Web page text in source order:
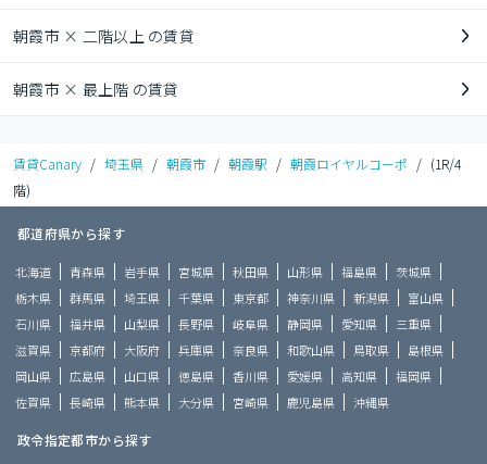
朝霞市 × 二階以上 の賃貸
朝霞市 × 最上階 の賃貸
賃貸Canary / 埼玉県 / 朝霞市 / 朝霞駅 / 朝霞ロイヤルコーポ / (1R/4
階)
都道府県から探す
北海道 青森県 岩手県 宮城県 秋田県 山形県 福島県
茨城県
栃木県
群馬県 埼玉県 千葉県 東京都 神奈川県 新潟県
富山県
石川県
福井県 山梨県 長野県 岐阜県 静岡県 愛知県
三重県
滋賀県
京都府 大阪府 兵庫県 奈良県 和歌山県 鳥取県
島根県
岡山県
広島県 山口県 徳島県 香川県 愛媛県 高知県
福岡県
佐賀県
長崎県 熊本県 大分県 宮崎県 鹿児島県 沖縄県
政令指定都市から探す